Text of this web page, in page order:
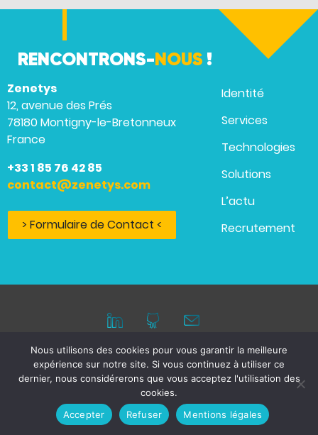
RENCONTRONS- NOUS !
Zenetys
12, avenue des Prés
78180 Montigny-le-Bretonneux
France
+33 1 85 76 42 85
contact@zenetys.com
> Formulaire de Contact <
Identité
Services
Technologies
Solutions
L’actu
Recrutement
Mentions légales
© 2026 ZENETYS, tous droits réservés.
Nous utilisons des cookies pour vous garantir la meilleure
expérience sur notre site. Si vous continuez à utiliser ce
dernier, nous considérerons que vous acceptez l'utilisation des
cookies.
Accepter
Refuser Mentions légales